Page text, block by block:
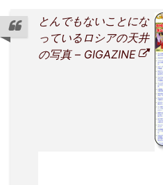
とんでもないことにな
っているロシアの天井
の写真 – GIGAZINE